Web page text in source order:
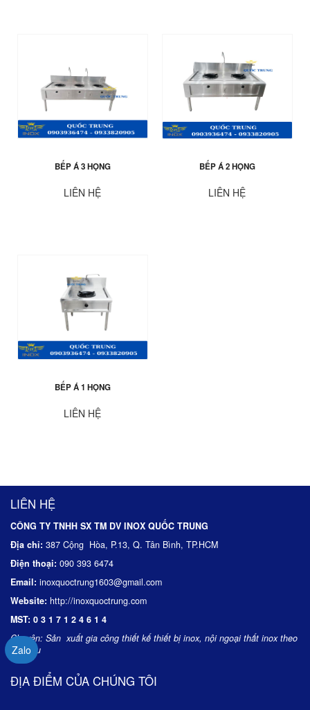
BẾP Á 3 HỌNG
LIÊN HỆ
BẾP Á 2 HỌNG
LIÊN HỆ
BẾP Á 1 HỌNG
LIÊN HỆ
LIÊN HỆ
CÔNG TY TNHH SX TM DV INOX QUỐC TRUNG
Địa chỉ: 387 Cộng Hòa, P.13, Q. Tân Bình, TP.HCM
Điện thoại: 090 393 6474
Email: inoxquoctrung1603@gmail.com
Website: http://inoxquoctrung.com
MST: 0 3 1 7 1 2 4 6 1 4
Chuyên: Sản xuất gia công thiết kế thiết bị inox, nội ngoại thất inox theo
yêu cầu
ĐỊA ĐIỂM CỦA CHÚNG TÔI
Zalo